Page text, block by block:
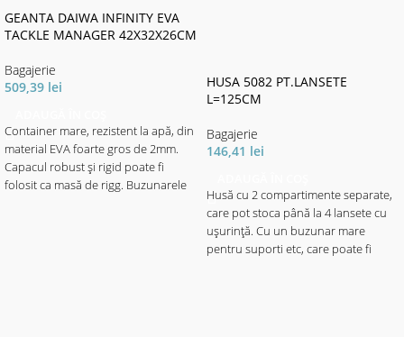
GEANTA DAIWA INFINITY EVA
TACKLE MANAGER 42X32X26CM
Bagajerie
509,39 lei
Container mare, rezistent la apă, din
material EVA foarte gros de 2mm.
Capacul robust și rigid poate fi
folosit ca masă de rigg. Buzunarele
HUSA 5082 PT.LANSETE
L=125CM
Bagajerie
146,41 lei
Husă cu 2 compartimente separate,
care pot stoca până la 4 lansete cu
uşurinţă. Cu un buzunar mare
pentru suporti etc, care poate fi